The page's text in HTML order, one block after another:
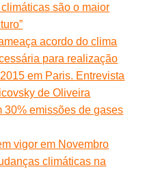
são o maior
acordo do clima
para realização
em Paris. Entrevista
de Oliveira
30% emissões de gases
vigor em Novembro
climáticas na